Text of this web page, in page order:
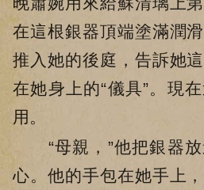
在這根銀器頂端塗滿潤
推入她的後庭，告訴她
在她身上的“儀具”。現
用。
“母親，”他把銀器放
心。他的手包在她手上